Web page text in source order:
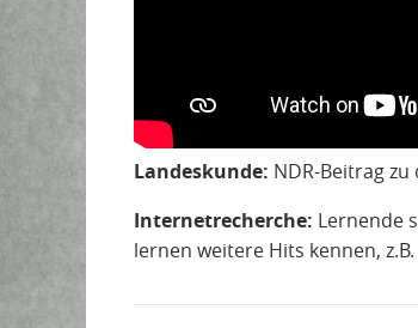
Landeskunde: NDR-Beitrag zu
Internetrecherche: Lernende
lernen weitere Hits kennen,